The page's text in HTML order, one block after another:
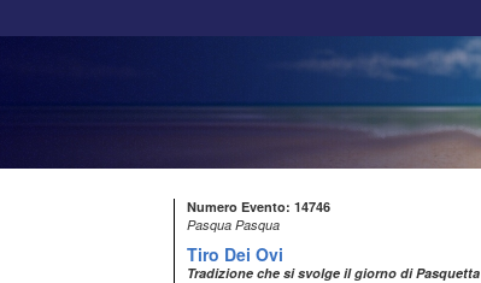
Numero Evento: 14746
Pasqua Pasqua
Tiro Dei Ovi
Tradizione che si svolge il giorno di Pasquetta